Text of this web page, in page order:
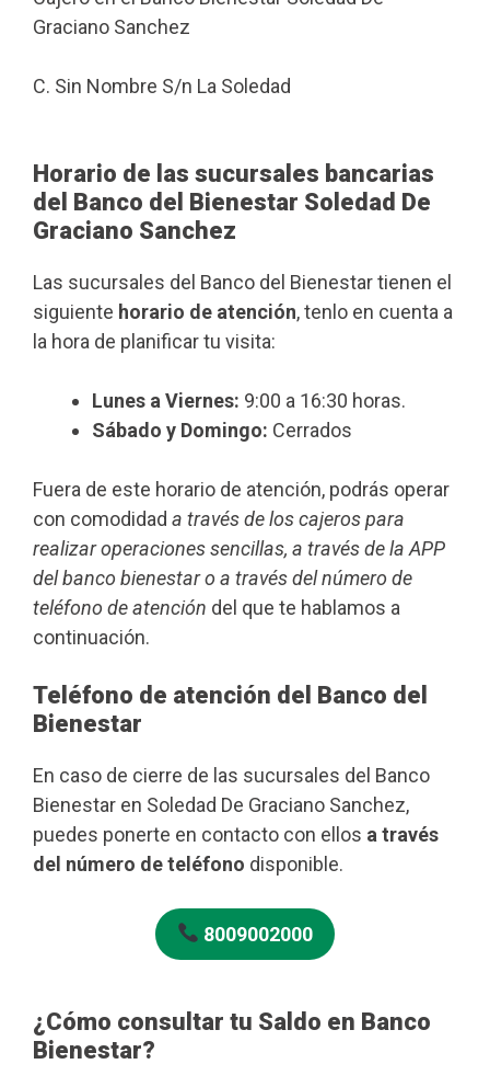
Graciano Sanchez
C. Sin Nombre S/n La Soledad
Horario de las sucursales bancarias
del Banco del Bienestar Soledad De
Graciano Sanchez
Las sucursales del Banco del Bienestar tienen el
siguiente horario de atención, tenlo en cuenta a
la hora de planificar tu visita:
Lunes a Viernes: 9:00 a 16:30 horas.
Sábado y Domingo: Cerrados
Fuera de este horario de atención, podrás operar
con comodidad a través de los cajeros para
realizar operaciones sencillas, a través de la APP
del banco bienestar o a través del número de
teléfono de atención del que te hablamos a
continuación.
Teléfono de atención del Banco del
Bienestar
En caso de cierre de las sucursales del Banco
Bienestar en Soledad De Graciano Sanchez,
puedes ponerte en contacto con ellos a través
del número de teléfono disponible.
8009002000
¿Cómo consultar tu Saldo en Banco
Bienestar?